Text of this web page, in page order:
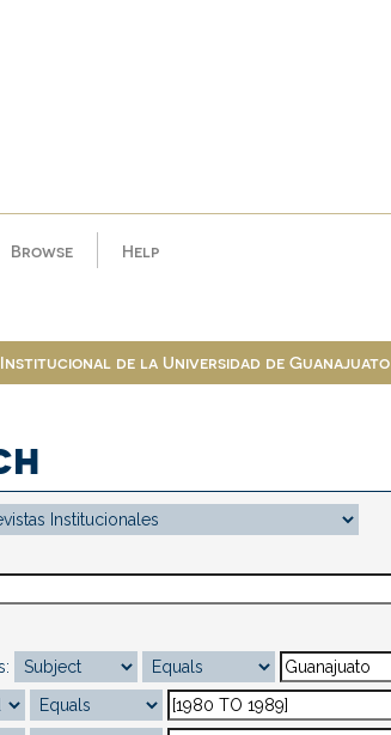
Browse Help
de la Universidad de Guanajuato